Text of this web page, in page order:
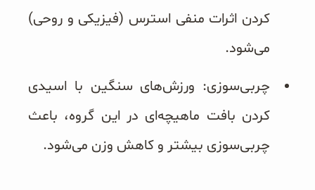
کردن اثرات منفی استرس (فیزیکی و روحی)
می‌شود.
چربی‌سوزی: ورزش‌های سنگین با اسیدی
کردن بافت ماهیچه‌ای در این گروه، باعث
چربی‌سوزی بیشتر و کاهش وزن می‌شود.